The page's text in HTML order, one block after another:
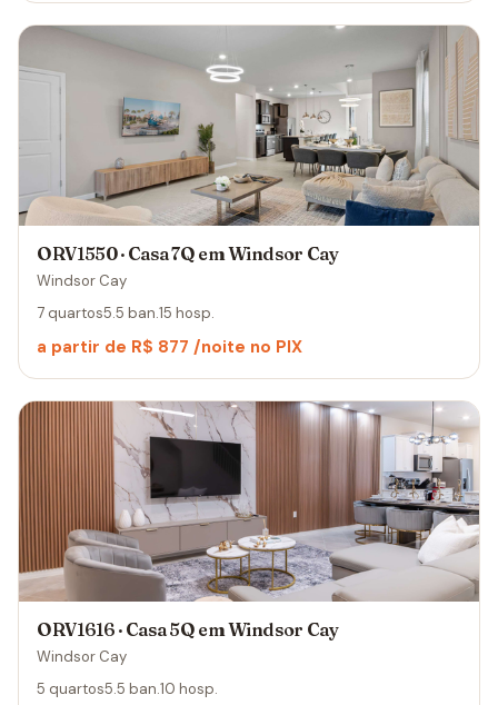
ORV1550 · Casa 7Q em Windsor Cay
Windsor Cay
7 quartos5.5 ban.15 hosp.
a partir de R$ 877 /noite no PIX
ORV1616 · Casa 5Q em Windsor Cay
Windsor Cay
5 quartos5.5 ban.10 hosp.